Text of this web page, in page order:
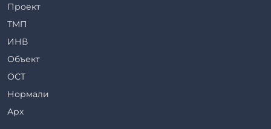
Ригели железобетонные
Сваи железобетонные
Стеновые блоки
Стойки железобетонные
Столбы железобетонные
Закладные детали
Трубы железобетонные
Проект
ТМП
ИНВ
Объект
ОСТ
Нормали
Арх